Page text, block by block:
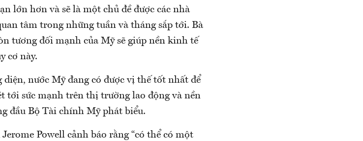
lớn hơn và sẽ là một chủ đề được các nhà
tâm trong những tuần và tháng sắp tới. Bà
tương đối mạnh của Mỹ sẽ giúp nền kinh tế
cơ này.
nước Mỹ đang có được vị thế tốt nhất để
tới sức mạnh trên thị trường lao động và nền
đầu Bộ Tài chính Mỹ phát biểu.
Powell cảnh báo rằng “có thể có một